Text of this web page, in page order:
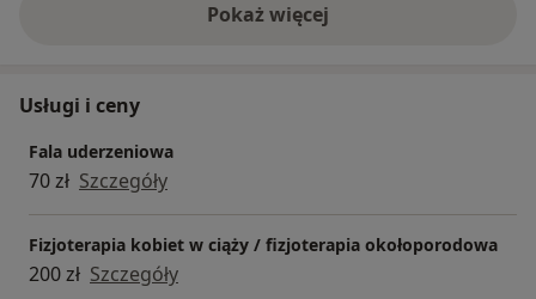
Pokaż więcejo doświadczeniu
Usługi i ceny
Fala uderzeniowa
70 zł Szczegóły
Fizjoterapia kobiet w ciąży / fizjoterapia okołoporodowa
200 zł Szczegóły